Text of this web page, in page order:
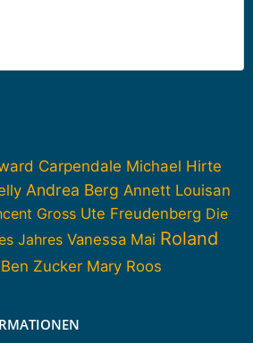
Carpendale Michael Hirte
Andrea Berg Annett Louisan
Gross Ute Freudenberg Die
Jahres Vanessa Mai Roland
Ben Zucker Mary Roos